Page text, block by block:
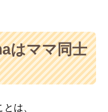
はママ同士
は、